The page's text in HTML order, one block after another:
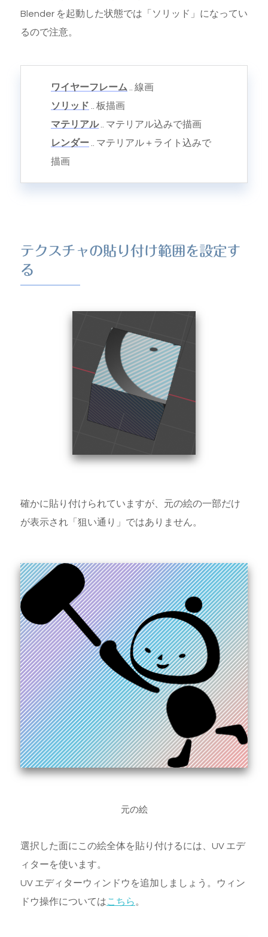
Blender を起動した状態では「ソリッド」になってい
るので注意。
ワイヤーフレーム .. 線画
ソリッド .. 板描画
マテリアル.. マテリアル込みで描画
レンダー .. マテリアル＋ライト込みで
描画
テクスチャの貼り付け範囲を設定す
る
確かに貼り付けられていますが、元の絵の一部だけ
が表示され「狙い通り」ではありません。
元の絵
選択した面にこの絵全体を貼り付けるには、UV エデ
ィターを使います。
UV エディターウィンドウを追加しましょう。ウィン
ドウ操作についてはこちら 。